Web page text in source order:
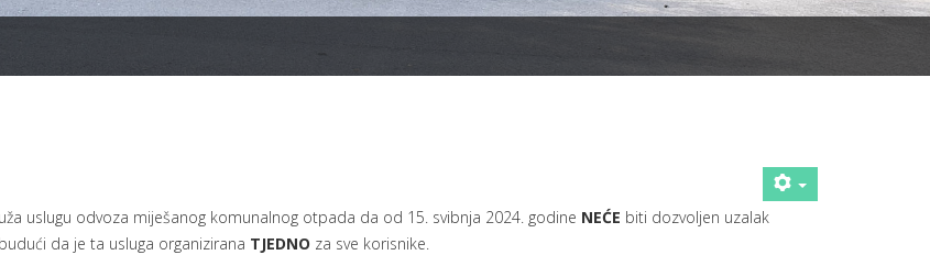
uslugu odvoza miješanog komunalnog otpada da od 15. svibnja 2024. godine NEĆE biti dozvoljen uzalak
da je ta usluga organizirana TJEDNO za sve korisnike.